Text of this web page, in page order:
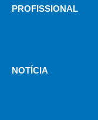
PROFISSIONAL
NOTÍCIA